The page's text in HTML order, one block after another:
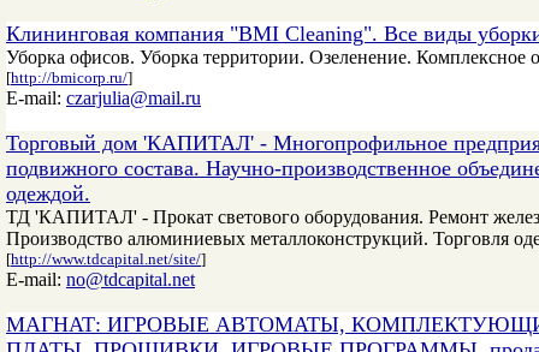
Клининговая компания "BMI Cleaning". Все виды
Уборка офисов. Уборка территории. Озеленение.
[http://bmicorp.ru/]
E-mail: czarjulia@mail.ru
Торговый дом 'КАПИТАЛ' - Многопрофильное
подвижного состава. Научно-производственное
одеждой.
ТД 'КАПИТАЛ' - Прокат светового оборудования. Ремонт
Производство алюминиевых металлоконструкций. Торговля
[http://www.tdcapital.net/site/]
E-mail: no@tdcapital.net
МАГНАТ: ИГРОВЫЕ АВТОМАТЫ,